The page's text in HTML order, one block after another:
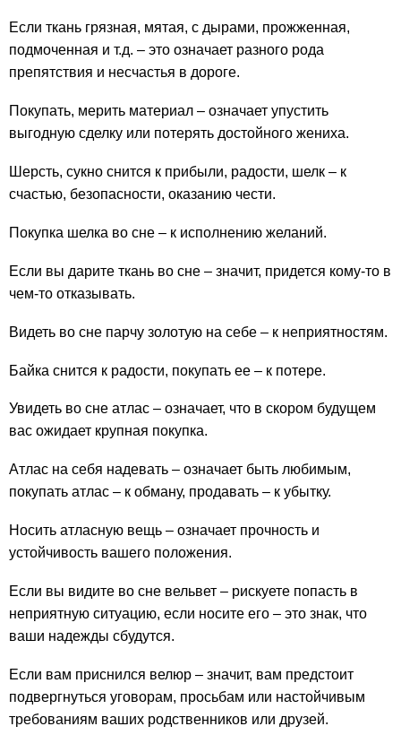
Если ткань грязная, мятая, с дырами, прожженная,
подмоченная и т.д. – это означает разного рода
препятствия и несчастья в дороге.
Покупать, мерить материал – означает упустить
выгодную сделку или потерять достойного жениха.
Шерсть, сукно снится к прибыли, радости, шелк – к
счастью, безопасности, оказанию чести.
Покупка шелка во сне – к исполнению желаний.
Если вы дарите ткань во сне – значит, придется кому-то в
чем-то отказывать.
Видеть во сне парчу золотую на себе – к неприятностям.
Байка снится к радости, покупать ее – к потере.
Увидеть во сне атлас – означает, что в скором будущем
вас ожидает крупная покупка.
Атлас на себя надевать – означает быть любимым,
покупать атлас – к обману, продавать – к убытку.
Носить атласную вещь – означает прочность и
устойчивость вашего положения.
Если вы видите во сне вельвет – рискуете попасть в
неприятную ситуацию, если носите его – это знак, что
ваши надежды сбудутся.
Если вам приснился велюр – значит, вам предстоит
подвергнуться уговорам, просьбам или настойчивым
требованиям ваших родственников или друзей.